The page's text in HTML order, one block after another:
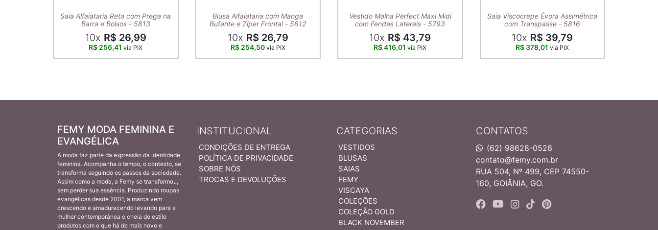
Saia Alfaiataria Reta com Prega na
Barra e Bolsos - 5813
10x R$ 26,99
R$ 256,41via PIX
Blusa Alfaiataria com Manga
Bufante e Zíper Frontal - 5812
10x R$ 26,79
R$ 254,50 via PIX
Vestido Malha Perfect Maxi Midi
com Fendas Laterais - 5793
10x R$ 43,79
R$ 416,01via PIX
Saia Viscocrepe Évora Assimétrica
com Transpasse - 5816
10x R$ 39,79
R$ 378,01via PIX
CONTATOS
(62) 98628-0526
contato@femy.com.br
RUA 504, Nº 499, CEP 74550-
160, GOIÂNIA, GO.
INSTITUCIONAL
CONDIÇÕES DE ENTREGA
POLÍTICA DE PRIVACIDADE
SOBRE NÓS
TROCAS E DEVOLUÇÕES
CATEGORIAS
VESTIDOS
BLUSAS
SAIAS
FEMY
VISCAYA
COLEÇÕES
COLEÇÃO GOLD
BLACK NOVEMBER
FEMY MODA FEMININA E
EVANGÉLICA
A moda faz parte da expressão da identidade
feminina. Acompanha o tempo, o contexto, se
transforma seguindo os passos da sociedade.
Assim como a moda, a Femy se transformou,
sem perder sua essência. Produzindo roupas
evangélicas desde 2001, a marca vem
crescendo e amadurecendo levando para a
mulher contemporânea e cheia de estilo
produtos com o que há de mais novo e